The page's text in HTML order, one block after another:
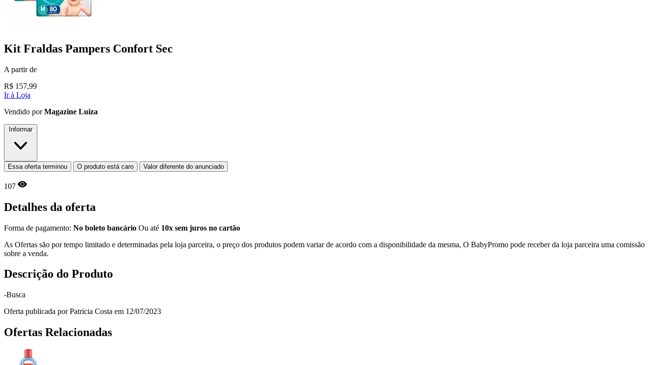
Kit Fraldas Pampers Confort Sec
A partir de
R$ 157,99
Ir à Loja
Vendido porMagazine Luiza
Informar
Essa oferta terminou O produto está caro Valor diferente do anunciado
107
Detalhes da oferta
Forma de pagamento: No boleto bancário Ou até 10x sem juros no cartão
As Ofertas são por tempo limitado e determinadas pela loja parceira, o preço dos produtos podem variar de acordo com a disponibilidade da mesma, O BabyPromo pode receber da loja parceira uma comissão
sobre a venda.
Descrição do Produto
-Busca
Oferta publicada por Patricia Costa em 12/07/2023
Ofertas Relacionadas